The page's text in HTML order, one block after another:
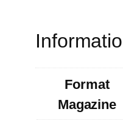
Format
Magazine